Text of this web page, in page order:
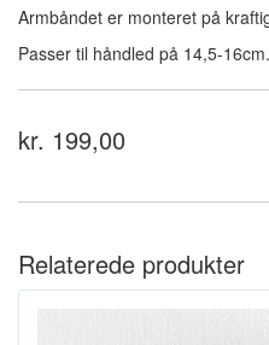
Armbåndet er monteret på
Passer til håndled på 14,5-
kr. 199,00
Relaterede produkter